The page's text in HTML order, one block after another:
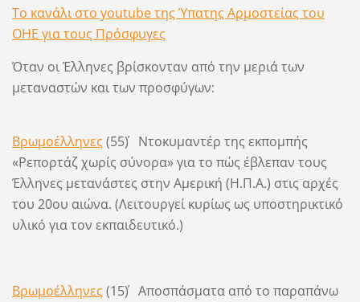
Το κανάλι στο youtube της Ύπατης Αρμοστείας του
ΟΗΕ για τους Πρόσφυγες
Όταν οι Έλληνες βρίσκονταν από την μεριά των
μεταναστών και των προσφύγων:
Βρωμοέλληνες(55΄) Ντοκυμαντέρ της εκπομπής
«Ρεπορτάζ χωρίς σύνορα» για το πώς έβλεπαν τους
Έλληνες μετανάστες στην Αμερική (Η.Π.Α.) στις αρχές
του 20ου αιώνα. (Λειτουργεί κυρίως ως υποστηρικτικό
υλικό για τον εκπαιδευτικό.)
Βρωμοέλληνες(15΄) Αποσπάσματα από το παραπάνω